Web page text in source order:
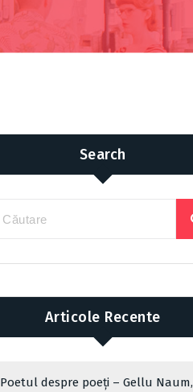
Search
Articole Recente
Poetul despre poeți – Gellu Naum,